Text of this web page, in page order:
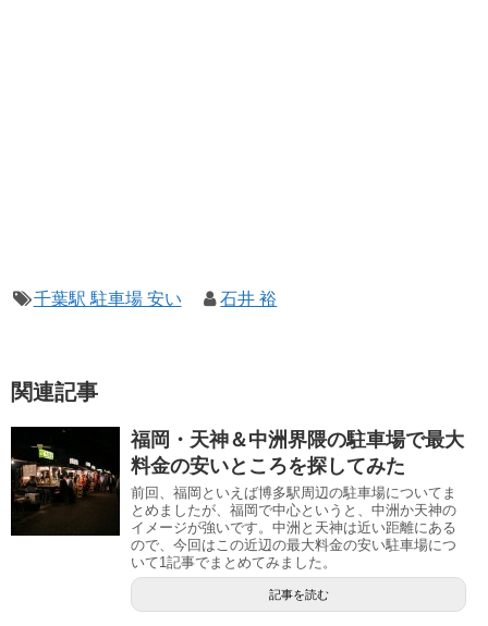
千葉駅 駐車場 安い 石井 裕
関連記事
福岡・天神＆中洲界隈の駐車場で最大
料金の安いところを探してみた
前回、福岡といえば博多駅周辺の駐車場についてま
とめましたが、福岡で中心というと、中洲か天神の
イメージが強いです。中洲と天神は近い距離にある
ので、今回はこの近辺の最大料金の安い駐車場につ
いて1記事でまとめてみました。
記事を読む